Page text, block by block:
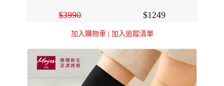
3990 1249
加入購物車 | 加入追蹤清單